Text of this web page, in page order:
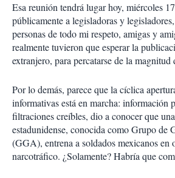
Esa reunión tendrá lugar hoy, miércoles
públicamente a legisladoras y
personas de todo mi respeto, amigas y
realmente tuvieron que esperar la
extranjero, para percatarse de la magnitud
Por lo demás, parece que la cíclica
informativas está en marcha: información
filtraciones creíbles, dio a conocer que
estadunidense, conocida como Grupo de
(GGA), entrena a soldados mexicanos en
narcotráfico. ¿Solamente? Habría que